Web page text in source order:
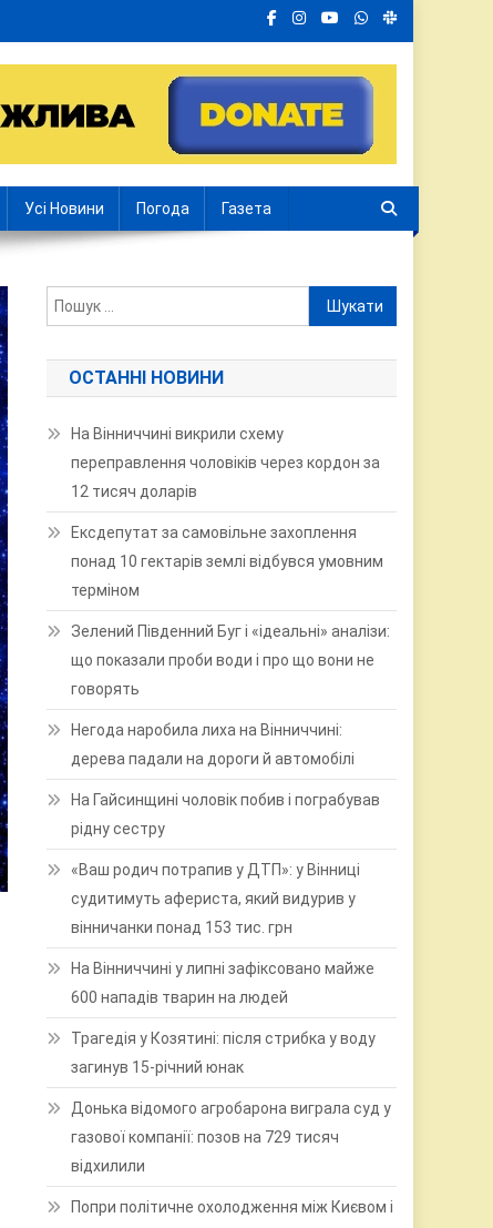
Усі Новини Погода Газета
Пошук:
ОСТАННІ НОВИНИ
На Вінниччині викрили схему
переправлення чоловіків через кордон за
12 тисяч доларів
Ексдепутат за самовільне захоплення
понад 10 гектарів землі відбувся умовним
терміном
Зелений Південний Буг і «ідеальні» аналізи:
що показали проби води і про що вони не
говорять
Негода наробила лиха на Вінниччині:
дерева падали на дороги й автомобілі
На Гайсинщині чоловік побив і пограбував
рідну сестру
«Ваш родич потрапив у ДТП»: у Вінниці
судитимуть афериста, який видурив у
вінничанки понад 153 тис. грн
На Вінниччині у липні зафіксовано майже
600 нападів тварин на людей
Трагедія у Козятині: після стрибка у воду
загинув 15-річний юнак
Донька відомого агробарона виграла суд у
газової компанії: позов на 729 тисяч
відхилили
Попри політичне охолодження між Києвом і